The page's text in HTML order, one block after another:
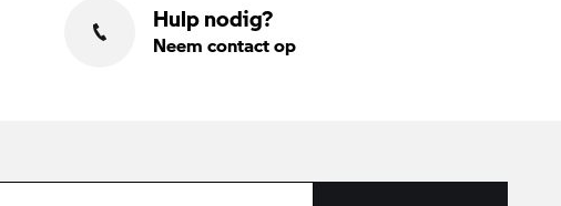
Hulp nodig?
Neem contact op